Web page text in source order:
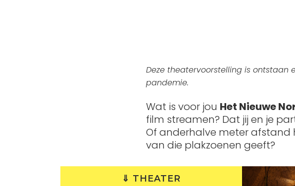
Deze theatervoorstelling is ontstaan
pandemie.
Wat is voor jou Het Nieuwe
film streamen? Dat jij en je
Of anderhalve meter afstand
van die plakzoenen geeft?
⇓ THEATER